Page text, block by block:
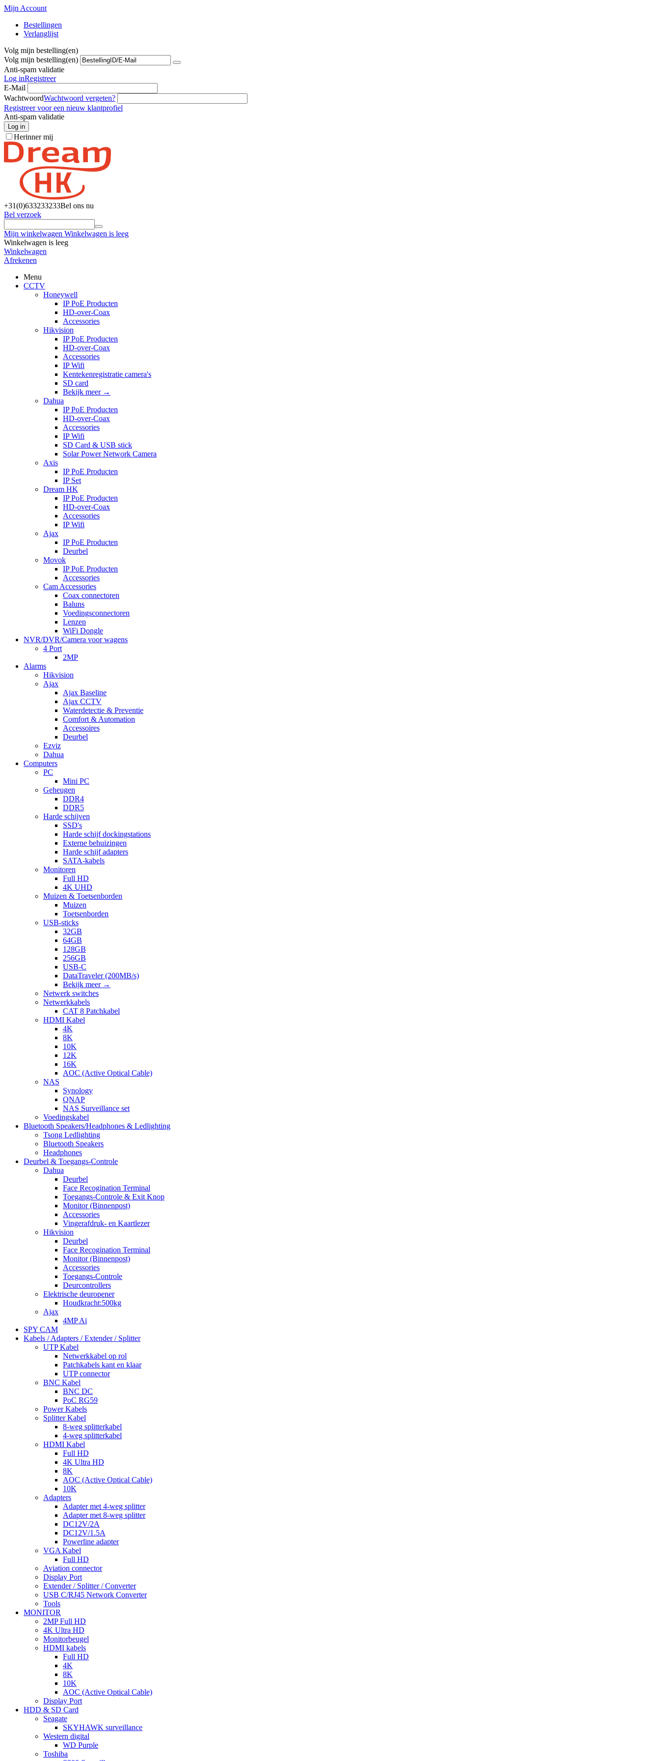
Mijn Account
Bestellingen
Verlanglijst
Volg mijn bestelling(en)
Volg mijn bestelling(en)
Anti-spam validatie
Log inRegistreer
E-Mail
WachtwoordWachtwoord vergeten?
Registreer voor een nieuw klantprofiel
Anti-spam validatie
Log in
Herinner mij
+31(0)633233233Bel ons nu
Bel verzoek
Mijn winkelwagen Winkelwagen is leeg
Winkelwagen is leeg
Winkelwagen
Afrekenen
Menu
CCTV
Honeywell
IP PoE Producten
HD-over-Coax
Accessories
Hikvision
IP PoE Producten
HD-over-Coax
Accessories
IP Wifi
Kentekenregistratie camera's
SD card
Bekijk meer →
Dahua
IP PoE Producten
HD-over-Coax
Accessories
IP Wifi
SD Card & USB stick
Solar Power Network Camera
Axis
IP PoE Producten
IP Set
Dream HK
IP PoE Producten
HD-over-Coax
Accessories
IP Wifi
Ajax
IP PoE Producten
Deurbel
Movok
IP PoE Producten
Accessories
Cam Accessories
Coax connectoren
Baluns
Voedingsconnectoren
Lenzen
WiFi Dongle
NVR/DVR/Camera voor wagens
4 Port
2MP
Alarms
Hikvision
Ajax
Ajax Baseline
Ajax CCTV
Waterdetectie & Preventie
Comfort & Automation
Accessoires
Deurbel
Ezviz
Dahua
Computers
PC
Mini PC
Geheugen
DDR4
DDR5
Harde schijven
SSD's
Harde schijf dockingstations
Externe behuizingen
Harde schijf adapters
SATA-kabels
Monitoren
Full HD
4K UHD
Muizen & Toetsenborden
Muizen
Toetsenborden
USB-sticks
32GB
64GB
128GB
256GB
USB-C
DataTraveler (200MB/s)
Bekijk meer →
Netwerk switches
Netwerkkabels
CAT 8 Patchkabel
HDMI Kabel
4K
8K
10K
12K
16K
AOC (Active Optical Cable)
NAS
Synology
QNAP
NAS Surveillance set
Voedingskabel
Bluetooth Speakers/Headphones & Ledlighting
Tsong Ledlighting
Bluetooth Speakers
Headphones
Deurbel & Toegangs-Controle
Dahua
Deurbel
Face Recogination Terminal
Toegangs-Controle & Exit Knop
Monitor (Binnenpost)
Accessories
Vingerafdruk- en Kaartlezer
Hikvision
Deurbel
Face Recogination Terminal
Monitor (Binnenpost)
Accessories
Toegangs-Controle
Deurcontrollers
Elektrische deuropener
Houdkracht:500kg
Ajax
4MP Ai
SPY CAM
Kabels / Adapters / Extender / Splitter
UTP Kabel
Netwerkkabel op rol
Patchkabels kant en klaar
UTP connector
BNC Kabel
BNC DC
PoC RG59
Power Kabels
Splitter Kabel
8-weg splitterkabel
4-weg splitterkabel
HDMI Kabel
Full HD
4K Ultra HD
8K
AOC (Active Optical Cable)
10K
Adapters
Adapter met 4-weg splitter
Adapter met 8-weg splitter
DC12V/2A
DC12V/1.5A
Powerline adapter
VGA Kabel
Full HD
Aviation connector
Display Port
Extender / Splitter / Converter
USB C/RJ45 Network Converter
Tools
MONITOR
2MP Full HD
4K Ultra HD
Monitorbeugel
HDMI kabels
Full HD
4K
8K
10K
AOC (Active Optical Cable)
Display Port
HDD & SD Card
Seagate
SKYHAWK surveillance
Western digital
WD Purple
Toshiba